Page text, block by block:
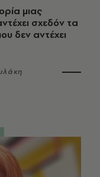
μιας
σχεδόν τα
δεν αντέχει